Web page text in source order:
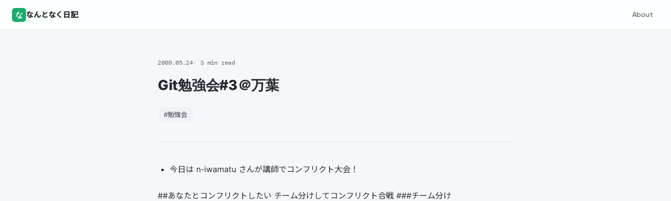
な なんとなく日記 About
2009.05.24 3 min read
Git勉強会#3＠万葉
#勉強会
今日は n-iwamatu さんが講師でコンフリクト大会！
##あなたとコンフリクトしたい チーム分けしてコンフリクト合戦 ###チーム分け